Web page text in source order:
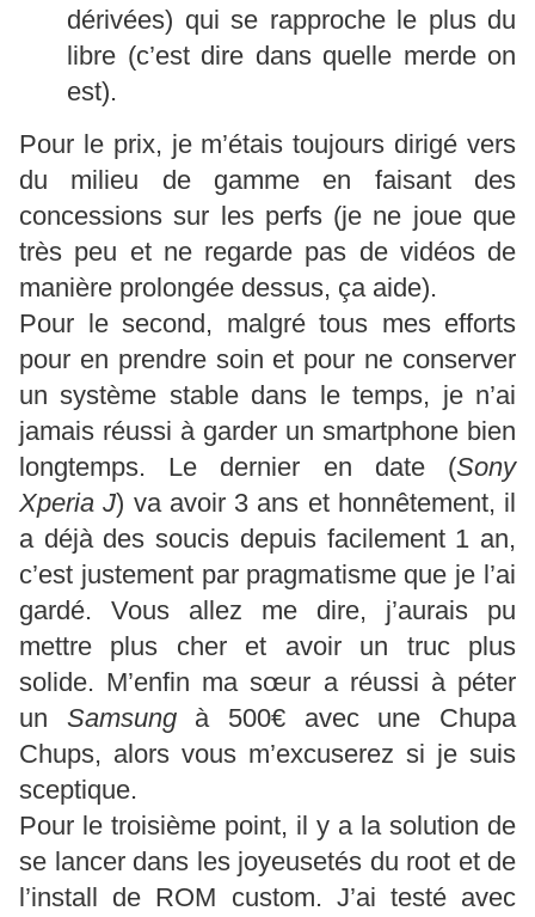
dérivées) qui se rapproche le plus du
libre (c’est dire dans quelle merde on
est).
Pour le prix, je m’étais toujours dirigé vers
du milieu de gamme en faisant des
concessions sur les perfs (je ne joue que
très peu et ne regarde pas de vidéos de
manière prolongée dessus, ça aide).
Pour le second, malgré tous mes efforts
pour en prendre soin et pour ne conserver
un système stable dans le temps, je n’ai
jamais réussi à garder un smartphone bien
longtemps. Le dernier en date (Sony
Xperia J) va avoir 3 ans et honnêtement, il
a déjà des soucis depuis facilement 1 an,
c’est justement par pragmatisme que je l’ai
gardé. Vous allez me dire, j’aurais pu
mettre plus cher et avoir un truc plus
solide. M’enfin ma sœur a réussi à péter
un Samsungà 500€ avec une Chupa
Chups, alors vous m’excuserez si je suis
sceptique.
Pour le troisième point, il y a la solution de
se lancer dans les joyeusetés du root et de
l’install de ROM custom. J’ai testé avec